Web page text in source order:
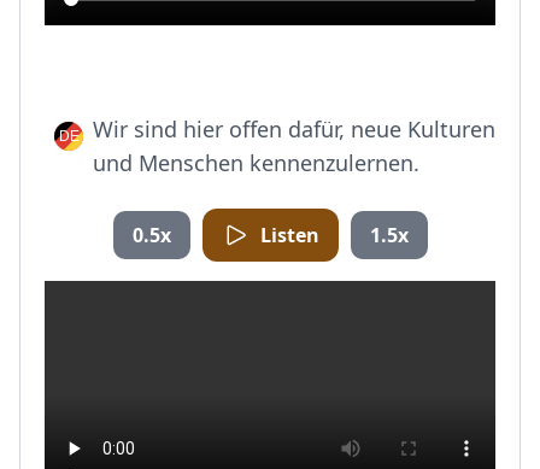
Wir sind hier offen dafür, neue Kulturen
und Menschen kennenzulernen.
0.5x Listen 1.5x